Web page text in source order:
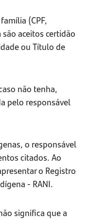
(CPF,
aceitos certidão
ou Título de
não tenha,
pelo responsável
o responsável
citados. Ao
o Registro
- RANI.
significa que a